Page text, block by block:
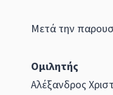
Μετά την
Ομιλητής
Αλέξανδρος